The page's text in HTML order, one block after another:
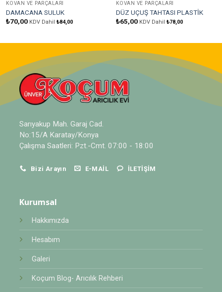
KOVAN VE PARÇALARI
DAMACANA SULUK
₺70,00 KDV Dahil ₺84,00
KOVAN VE PARÇALARI
DÜZ UÇUŞ TAHTASI PLASTİK
₺65,00 KDV Dahil ₺78,00
Sarıyakup Mah. Garaj Cad.
No:15/A Karatay/Konya
Çalışma Saatleri: Pzt.-Cmt. 07:00 - 18:00
Bizi Arayın E-MAIL İLETIŞIM
Kurumsal
Hakkımızda
Hesabım
Galeri
Koçum Blog- Arıcılık Rehberi